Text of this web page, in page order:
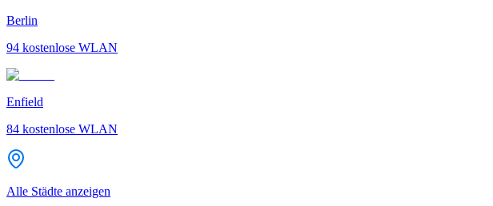
Berlin
94 kostenlose WLAN
Enfield
84 kostenlose WLAN
Alle Städte anzeigen